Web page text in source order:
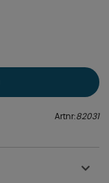
Artnr:82031